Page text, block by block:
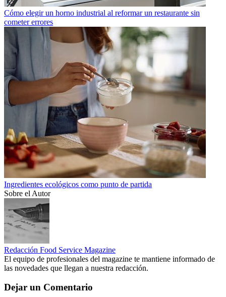
Cómo elegir un horno industrial al reformar un restaurante sin
cometer errores
Ingredientes ecológicos como punto de partida
Sobre el Autor
Redacción Food Service Magazine
El equipo de profesionales del magazine te mantiene informado de
las novedades que llegan a nuestra redacción.
Dejar un Comentario